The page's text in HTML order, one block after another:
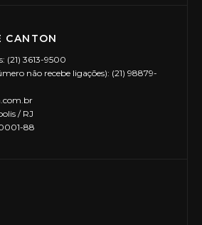
CANTON
(21) 3613-9500
não recebe ligações): (21) 98879-
/ RJ
88